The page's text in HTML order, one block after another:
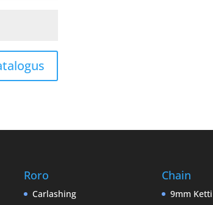
Roro
Carlashing
Chain
9mm